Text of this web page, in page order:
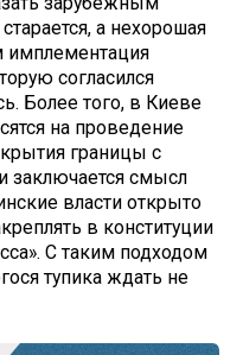
а нехорошая
имплементация
согласился
Более того, в Киеве
на проведение
границы с
заключается смысл
власти открыто
в конституции
С таким подходом
тупика ждать не